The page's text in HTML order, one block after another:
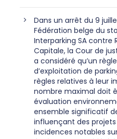
Dans un arrêt du 9
Fédération belge du
Interparking SA contre
Capitale, la Cour de
a considéré qu’un
d’exploitation de
règles relatives à leur
nombre maximal doit
évaluation
ensemble significatif
influençant des projets
incidences notables